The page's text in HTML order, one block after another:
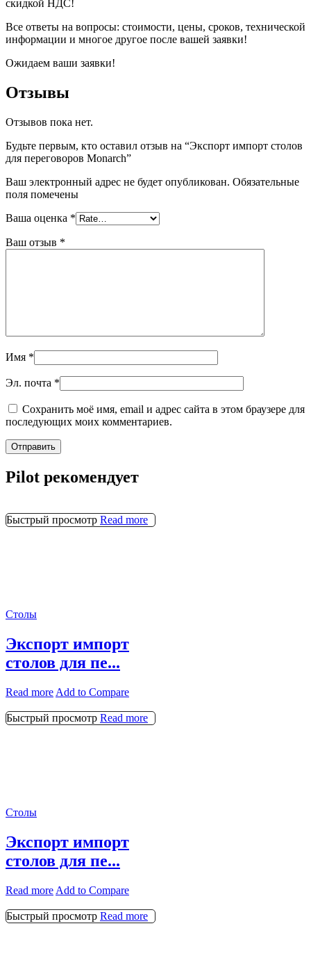
скидкой НДС!
Все ответы на вопросы: стоимости, цены, сроков, технической
информации и многое другое после вашей заявки!
Ожидаем ваши заявки!
Отзывы
Отзывов пока нет.
Будьте первым, кто оставил отзыв на “Экспорт импорт столов
для переговоров Monarch”
Ваш электронный адрес не будет опубликован. Обязательные
поля помечены
Ваша оценка *
Ваш отзыв *
Имя *
Эл. почта *
Сохранить моё имя, email и адрес сайта в этом браузере для
последующих моих комментариев.
Pilot рекомендует
Быстрый просмотр Read more
Столы
Экспорт импорт
столов для пе...
Read more Add to Compare
Быстрый просмотр Read more
Столы
Экспорт импорт
столов для пе...
Read more Add to Compare
Быстрый просмотр Read more